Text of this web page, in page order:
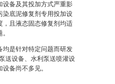
备及其投加方式严重影
染底泥修复剂专用投加设
，且液态固态修复剂均适
均是针对特定问题而研发
送设备、水利泵送喷灌设
备尚不多见。